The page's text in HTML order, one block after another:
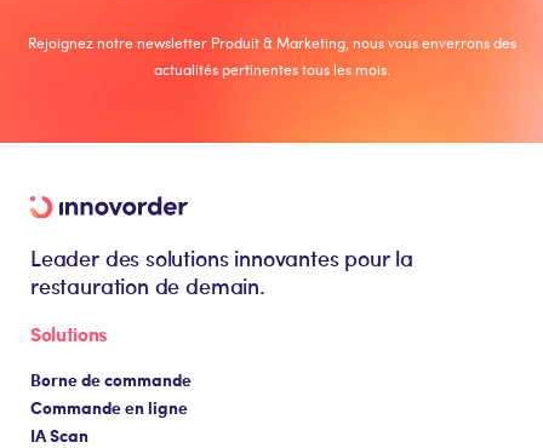
Rejoignez notre newsletter Produit & Marketing, nous vous enverrons des
actualités pertinentes tous les mois.
Leader des solutions innovantes pour la
restauration de demain.
Solutions
Borne de commande
Commande en ligne
IA Scan